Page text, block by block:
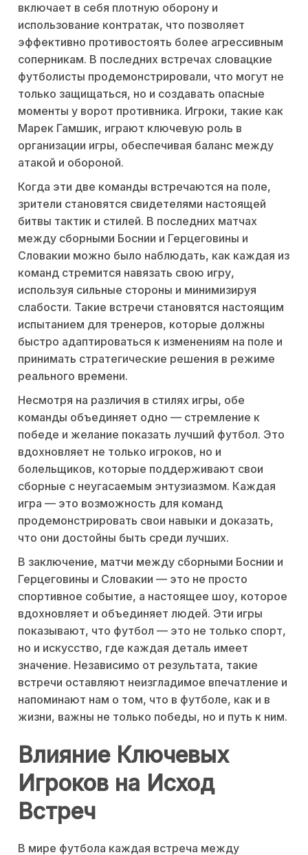
включает в себя плотную оборону и
использование контратак, что позволяет
эффективно противостоять более агрессивным
соперникам. В последних встречах словацкие
футболисты продемонстрировали, что могут не
только защищаться, но и создавать опасные
моменты у ворот противника. Игроки, такие как
Марек Гамшик, играют ключевую роль в
организации игры, обеспечивая баланс между
атакой и обороной.
Когда эти две команды встречаются на поле,
зрители становятся свидетелями настоящей
битвы тактик и стилей. В последних матчах
между сборными Боснии и Герцеговины и
Словакии можно было наблюдать, как каждая из
команд стремится навязать свою игру,
используя сильные стороны и минимизируя
слабости. Такие встречи становятся настоящим
испытанием для тренеров, которые должны
быстро адаптироваться к изменениям на поле и
принимать стратегические решения в режиме
реального времени.
Несмотря на различия в стилях игры, обе
команды объединяет одно — стремление к
победе и желание показать лучший футбол. Это
вдохновляет не только игроков, но и
болельщиков, которые поддерживают свои
сборные с неугасаемым энтузиазмом. Каждая
игра — это возможность для команд
продемонстрировать свои навыки и доказать,
что они достойны быть среди лучших.
В заключение, матчи между сборными Боснии и
Герцеговины и Словакии — это не просто
спортивное событие, а настоящее шоу, которое
вдохновляет и объединяет людей. Эти игры
показывают, что футбол — это не только спорт,
но и искусство, где каждая деталь имеет
значение. Независимо от результата, такие
встречи оставляют неизгладимое впечатление и
напоминают нам о том, что в футболе, как и в
жизни, важны не только победы, но и путь к ним.
Влияние Ключевых
Игроков на Исход
Встреч
В мире футбола каждая встреча между